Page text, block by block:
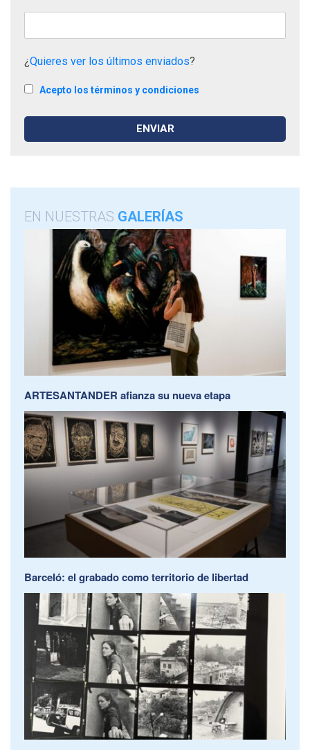
¿Quieres ver los últimos enviados?
Acepto los términos y condiciones
EN NUESTRAS GALERÍAS
ARTESANTANDER afianza su nueva etapa
Barceló: el grabado como territorio de libertad